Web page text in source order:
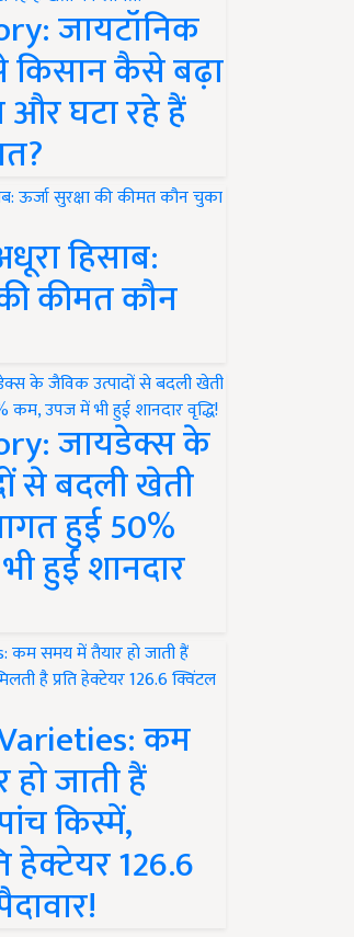
जायटॉनिक
किसान कैसे बढ़ा
और घटा रहे हैं
हिसाब:
कीमत कौन
जायडेक्स के
से बदली खेती
हुई 50%
हुई शानदार
कम
जाती हैं
किस्में,
हेक्टेयर 126.6